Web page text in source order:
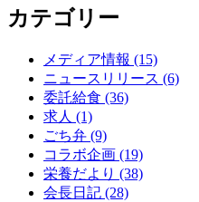
カテゴリー
メディア情報 (15)
ニュースリリース (6)
委託給食 (36)
求人 (1)
ごち弁 (9)
コラボ企画 (19)
栄養だより (38)
会長日記 (28)